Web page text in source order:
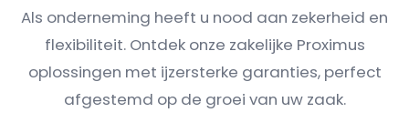
Als onderneming heeft u nood aan zekerheid en
flexibiliteit. Ontdek onze zakelijke Proximus
oplossingen met ijzersterke garanties, perfect
afgestemd op de groei van uw zaak.